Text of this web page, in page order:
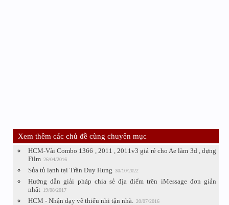
Xem thêm các chủ đề cùng chuyên mục
HCM-Vài Combo 1366 , 2011 , 2011v3 giá rẻ cho Ae làm 3d , dựng
Film 26/04/2016
Sửa tủ lạnh tại Trần Duy Hưng 30/10/2022
Hướng dẫn giải pháp chia sẻ địa điểm trên iMessage đơn giản
nhất 19/08/2017
HCM - Nhận dạy vẽ thiếu nhi tận nhà. 20/07/2016